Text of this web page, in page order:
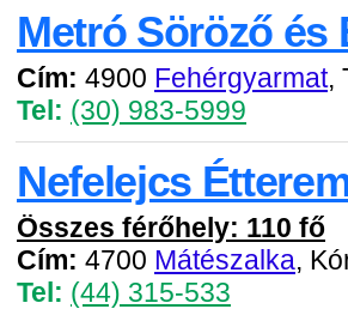
Metró Söröző és
Cím: 4900 Fehérgyarmat,
Tel: (30) 983-5999
Nefelejcs
Összes férőhely: 110 fő
Cím: 4700 Mátészalka,
Tel: (44) 315-533